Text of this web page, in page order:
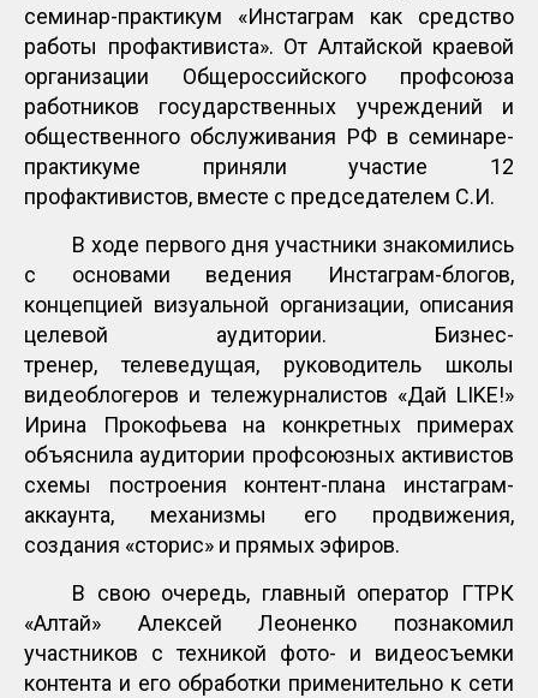
семинар-практикум «Инстаграм как средство
работы профактивиста». От Алтайской краевой
организации Общероссийского профсоюза
работников государственных учреждений и
общественного обслуживания РФ в семинаре-
практикуме приняли участие 12
профактивистов, вместе с председателем С.И.
В ходе первого дня участники знакомились
с основами ведения Инстаграм-блогов,
концепцией визуальной организации, описания
целевой аудитории. Бизнес-
тренер, телеведущая, руководитель школы
видеоблогеров и тележурналистов «Дай LIKE!»
Ирина Прокофьева на конкретных примерах
объяснила аудитории профсоюзных активистов
схемы построения контент-плана инстаграм-
аккаунта, механизмы его продвижения,
создания «сторис» и прямых эфиров.
В свою очередь, главный оператор ГТРК
«Алтай» Алексей Леоненко познакомил
участников с техникой фото- и видеосъемки
контента и его обработки применительно к сети